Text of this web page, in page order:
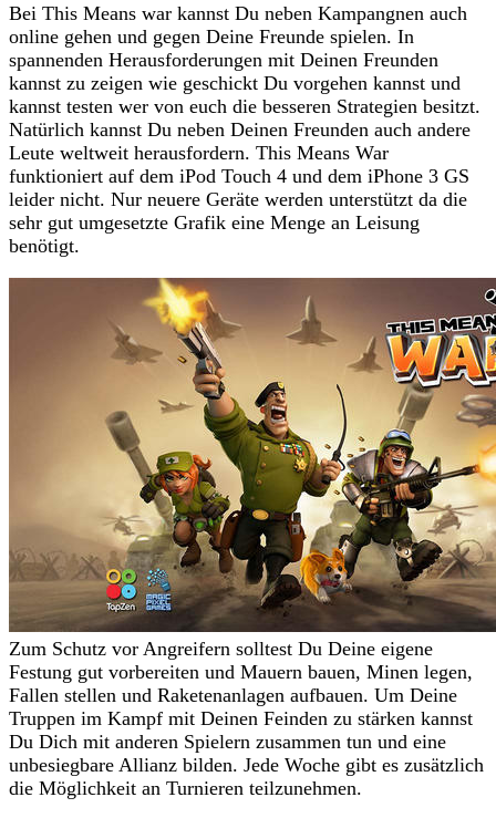
Bei This Means war kannst Du neben Kampangnen auch
online gehen und gegen Deine Freunde spielen. In
spannenden Herausforderungen mit Deinen Freunden
kannst zu zeigen wie geschickt Du vorgehen kannst und
kannst testen wer von euch die besseren Strategien besitzt.
Natürlich kannst Du neben Deinen Freunden auch andere
Leute weltweit herausfordern. This Means War
funktioniert auf dem iPod Touch 4 und dem iPhone 3 GS
leider nicht. Nur neuere Geräte werden unterstützt da die
sehr gut umgesetzte Grafik eine Menge an Leisung
benötigt.
Zum Schutz vor Angreifern solltest Du Deine eigene
Festung gut vorbereiten und Mauern bauen, Minen legen,
Fallen stellen und Raketenanlagen aufbauen. Um Deine
Truppen im Kampf mit Deinen Feinden zu stärken kannst
Du Dich mit anderen Spielern zusammen tun und eine
unbesiegbare Allianz bilden. Jede Woche gibt es zusätzlich
die Möglichkeit an Turnieren teilzunehmen.